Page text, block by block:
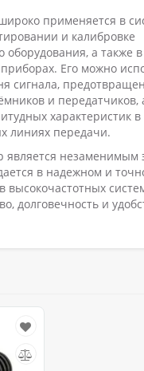
применяется в
и калибровке
оборудования, а также в
Его можно
сигнала,
и передатчиков,
характеристик в
линиях передачи.
является незаменимым
в надежном и
высокочастотных
долговечность и